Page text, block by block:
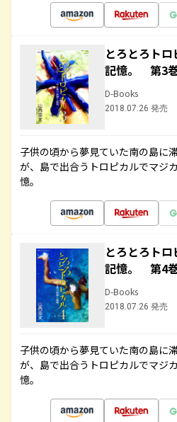
とろとろト
記憶。 第3
D-Books
2018.07.26 発売
子供の頃から夢見ていた南の島に
が、島で出合うトロピカルでマジ
憶。
とろとろト
記憶。 第4
D-Books
2018.07.26 発売
子供の頃から夢見ていた南の島に
が、島で出合うトロピカルでマジ
憶。